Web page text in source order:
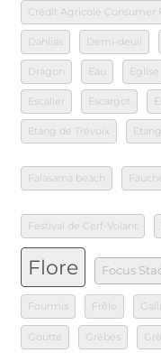
Crédit Agricole Consumer
Dahlias Demi-deuil
Dragon Eau Eglise
Escalier Escargot
Etang de Trévoix
Falasarna beach
Festival de Cerf-Volant
Flore
Focus
Fourmis Frêle
Goutte Grèbes